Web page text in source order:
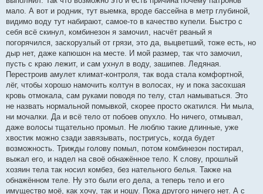
мало. А вот и родник, тут выемка, вроде бассейна в метр глубиной,
видимо воду тут набирают, самое-то в качество купели. Быстро с
себя всё скинул, комбинезон я замочил, насчёт рваный я
погорячился, заскорузлый от грязи, это да, выцветший, тоже есть, но
дыр нет, даже капюшон на месте. И мой размер, так что замочил,
пусть с краю лежит, и сам ухнул в воду, зашипев. Ледяная.
Перестроив амулет климат-контроля, так вода стала комфортной,
лёг, чтобы хорошо намочить колтун в волосах, ну и пока засохшая
кровь отмокала, сам руками поводя по телу, стал намываться. Это
не назвать нормальной помывкой, скорее просто окатился. Ни мыла,
ни мочалки. Да и всё тело от побоев опухло. Но ничего, отмывал,
даже волосы тщательно промыл. Не люблю такие длинные, уже
хвостик можно сзади завязывать, постригусь, когда будет
возможность. Трижды голову помыл, потом комбинезон постирал,
выжал его, и надел на своё обнажённое тело. К слову, прошлый
хозяин тела так носил комбез, без нательного белья. Также на
обнажённом теле. Ну это были его дела, а теперь тело и его
имущество моё, как хочу, так и ношу. Пока другого ничего нет. А с